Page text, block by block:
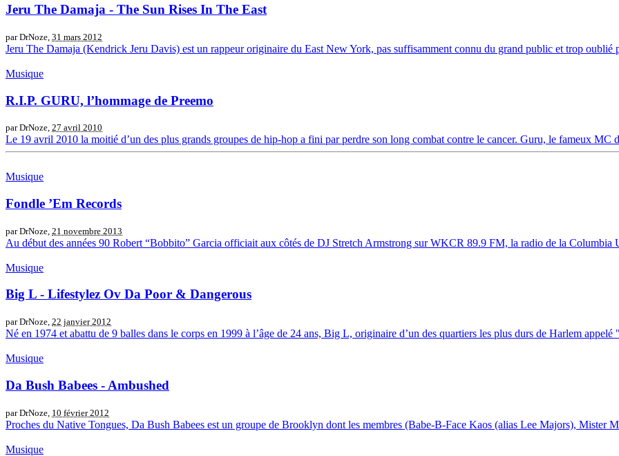
Jeru The Damaja - The Sun Rises In The East
par DrNoze, 31 mars 2012
Jeru The Damaja (Kendrick Jeru Davis) est un rappeur originaire du East New York, pas suffisamment connu du grand public et trop oublié
Musique
R.I.P. GURU, l’hommage de Preemo
par DrNoze, 27 avril 2010
Le 19 avril 2010 la moitié d’un des plus grands groupes de hip-hop a fini par perdre son long combat contre le cancer. Guru, le fameux MC
Musique
Fondle ’Em Records
par DrNoze, 21 novembre 2013
Au début des années 90 Robert “Bobbito” Garcia officiait aux côtés de DJ Stretch Armstrong sur WKCR 89.9 FM, la radio de la Columbia
Musique
Big L - Lifestylez Ov Da Poor & Dangerous
par DrNoze, 22 janvier 2012
Né en 1974 et abattu de 9 balles dans le corps en 1999 à l’âge de 24 ans, Big L, originaire d’un des quartiers les plus durs de Harlem appelé
Musique
Da Bush Babees - Ambushed
par DrNoze, 10 février 2012
Proches du Native Tongues, Da Bush Babees est un groupe de Brooklyn dont les membres (Babe-B-Face Kaos (alias Lee Majors), Mister
Musique